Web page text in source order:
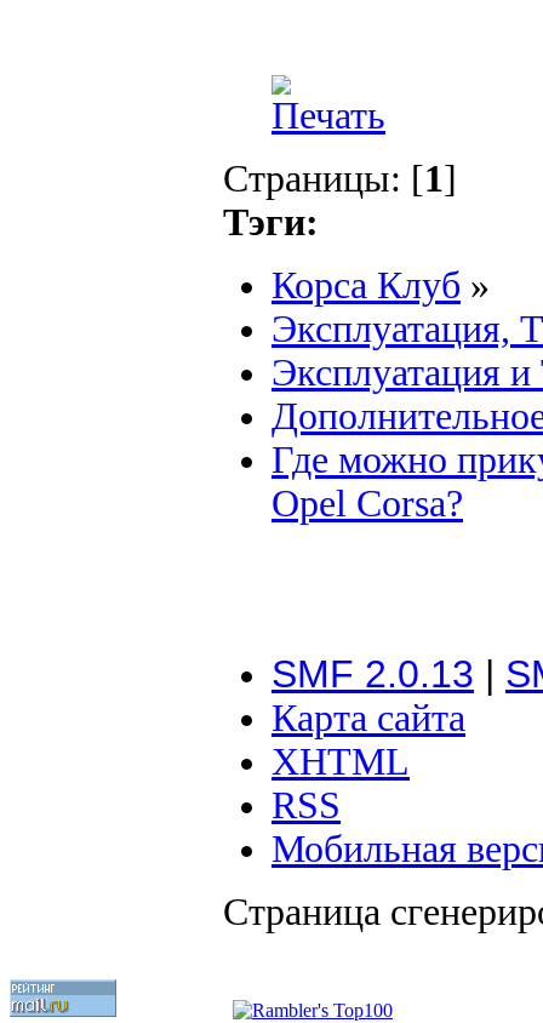
Страницы: [1]
Тэги:
Корса Клуб »
Эксплуатация,
Эксплуатация
Где можно
Opel Corsa?
SMF 2.0.13 |
Карта сайта
XHTML
RSS
Мобильная
Страница